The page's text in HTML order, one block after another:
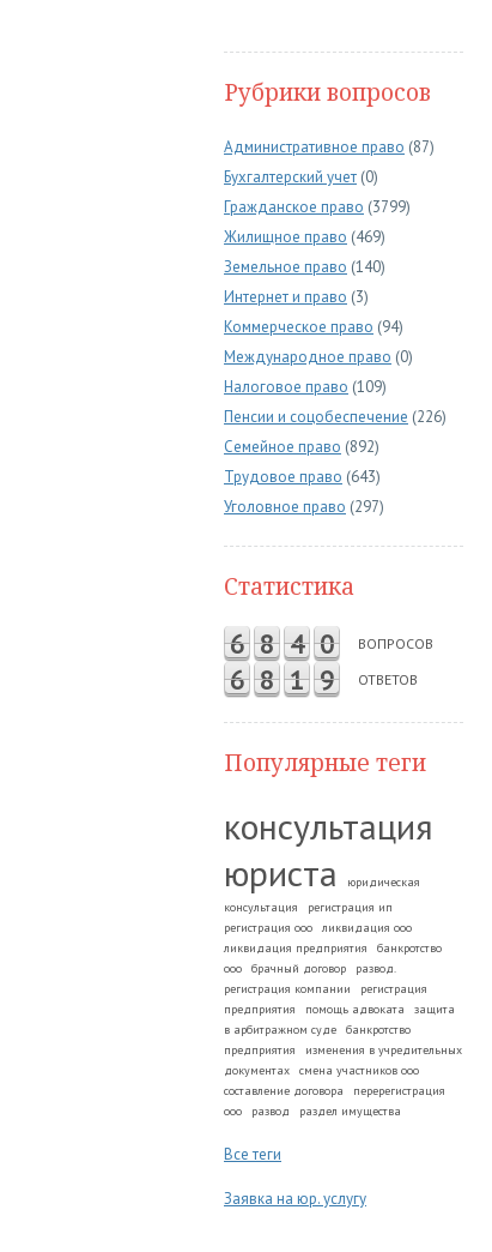
Рубрики вопросов
Административное право (87)
Бухгалтерский учет (0)
Гражданское право (3799)
Жилищное право (469)
Земельное право (140)
Интернет и право (3)
Коммерческое право (94)
Международное право (0)
Налоговое право (109)
Пенсии и соцобеспечение (226)
Семейное право (892)
Трудовое право (643)
Уголовное право (297)
Статистика
6 8 4 0 ВОПРОСОВ
6 8 1 9 ОТВЕТОВ
Популярные теги
консультация
юриста
юридическая
консультация
регистрация ип
регистрация ооо
ликвидация ооо
ликвидация предприятия
банкротство
ооо
брачный договор
развод.
регистрация компании
регистрация
предприятия
помощь адвоката
защита
в арбитражном суде
банкротство
предприятия
изменения в учредительных
документах
смена участников ооо
составление договора
перерегистрация
ооо
развод раздел имущества
Все теги
Заявка на юр. услугу